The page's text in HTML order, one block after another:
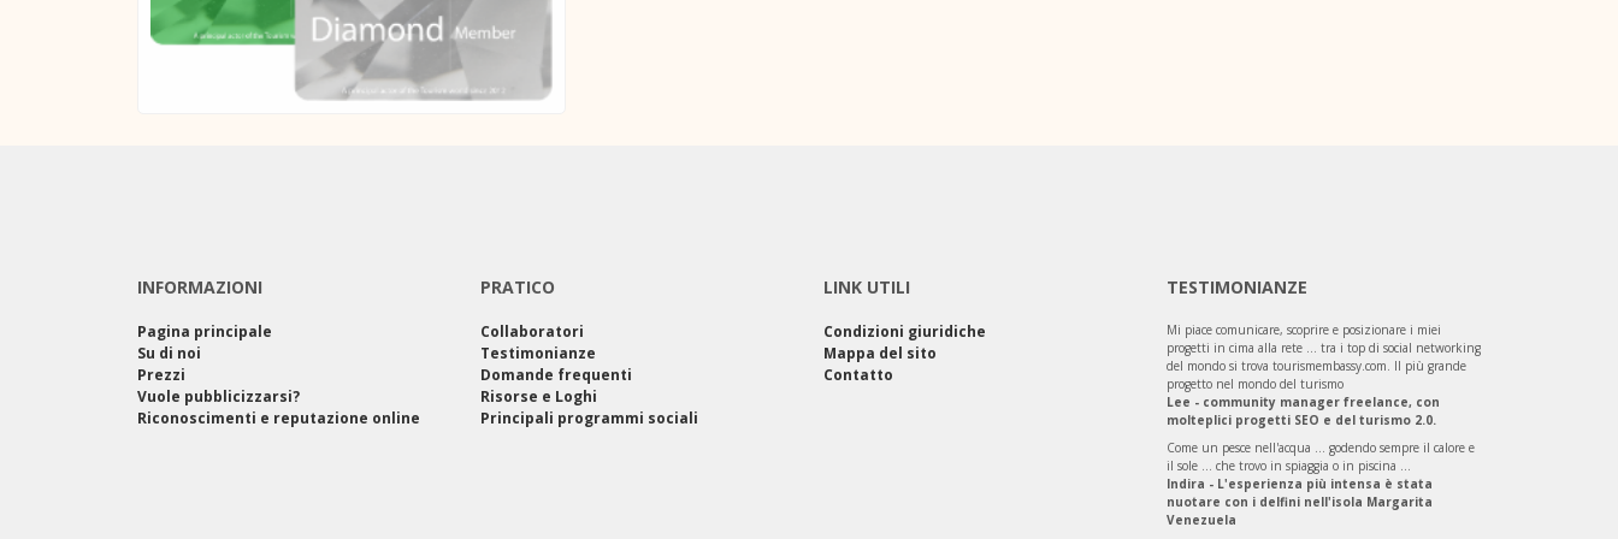
INFORMAZIONI
Pagina principale
Su di noi
Prezzi
Vuole pubblicizzarsi?
Riconoscimenti e reputazione online
PRATICO
Collaboratori
Testimonianze
Domande frequenti
Risorse e Loghi
Principali programmi sociali
LINK UTILI
Condizioni giuridiche
Mappa del sito
Contatto
TESTIMONIANZE
Mi piace comunicare, scoprire e posizionare i miei
progetti in cima alla rete ... tra i top di social networking
del mondo si trova tourismembassy.com. Il più grande
progetto nel mondo del turismo
Lee - community manager freelance, con
molteplici progetti SEO e del turismo 2.0.
Come un pesce nell'acqua ... godendo sempre il calore e
il sole ... che trovo in spiaggia o in piscina ...
Indira - L'esperienza più intensa è stata
nuotare con i delfini nell'isola Margarita
Venezuela